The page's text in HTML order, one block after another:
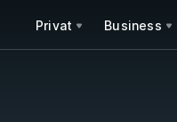
Privat Business